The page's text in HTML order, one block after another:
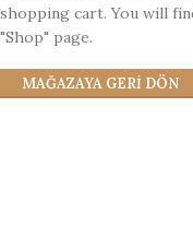
shopping cart. You will
"Shop" page.
MAĞAZAYA GERI DÖN